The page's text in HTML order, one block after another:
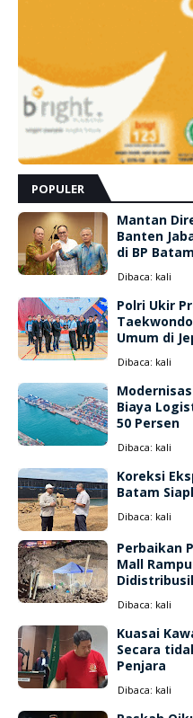
POPULER
Mantan
Banten
di BP Batam
Dibaca: kali
Polri Ukir
Umum di
Dibaca: kali
Biaya
50 Persen
Dibaca: kali
Koreksi
Batam
Dibaca: kali
Perbaikan
Mall
Dibaca: kali
Kuasai
Secara
Penjara
Dibaca: kali